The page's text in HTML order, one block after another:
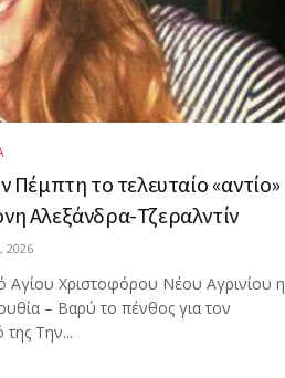
Πέμπτη το τελευταίο «αντίο»
Αλεξάνδρα-Τζεραλντίν
2026
Αγίου Χριστοφόρου Νέου Αγρινίου η
– Βαρύ το πένθος για τον
της Την...